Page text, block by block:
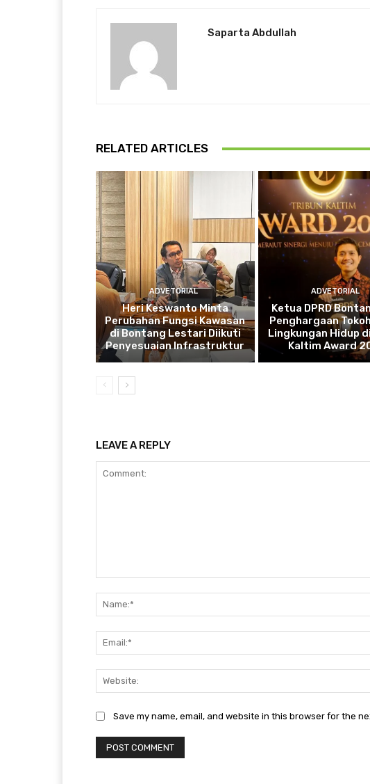
Saparta Abdullah
RELATED ARTICLES
ADVETORIAL
Heri Keswanto Minta
Perubahan Fungsi Kawasan
di Bontang Lestari Diikuti
Penyesuaian Infrastruktur
ADVETORIAL
Ketua DPRD
Penghargaan
Lingkungan Hidup
Kaltim Award
LEAVE A REPLY
Save my name, email, and website in this browser for the